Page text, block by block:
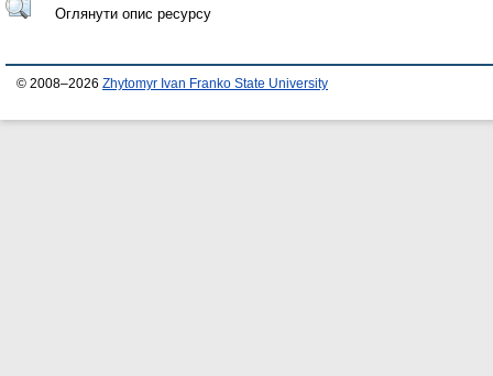
Оглянути опис ресурсу
© 2008–2026 Zhytomyr Ivan Franko State University